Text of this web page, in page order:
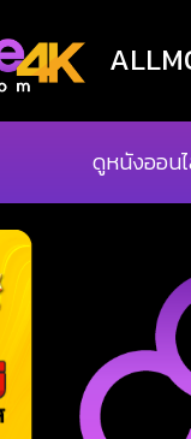
ดูหนังออน